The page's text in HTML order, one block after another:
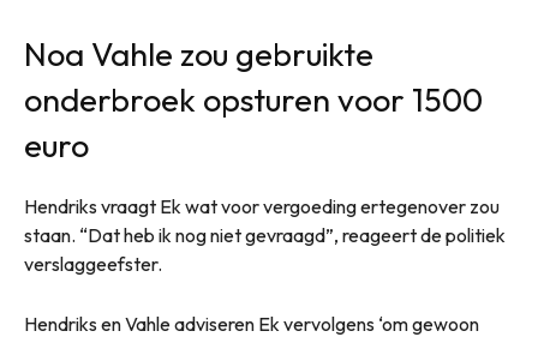
Noa Vahle zou gebruikte
onderbroek opsturen voor 1500
euro
Hendriks vraagt Ek wat voor vergoeding ertegenover zou
staan. “Dat heb ik nog niet gevraagd”, reageert de politiek
verslaggeefster.
Hendriks en Vahle adviseren Ek vervolgens ‘om gewoon